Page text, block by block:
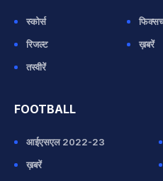
स्कोर्स
रिजल्ट
ख़बरें
तस्वीरें
FOOTBALL
आईएसएल 2022-23
ख़बरें